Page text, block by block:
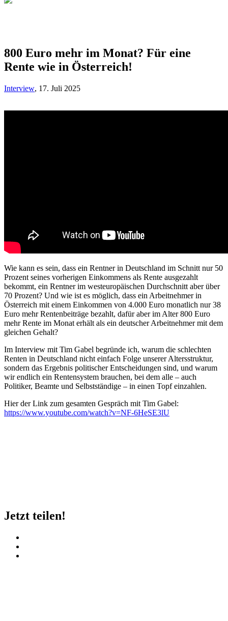
800 Euro mehr im Monat? Für eine
Rente wie in Österreich!
Interview, 17. Juli 2025
Wie kann es sein, dass ein Rentner in Deutschland im Schnitt nur 50
Prozent seines vorherigen Einkommens als Rente ausgezahlt
bekommt, ein Rentner im westeuropäischen Durchschnitt aber über
70 Prozent? Und wie ist es möglich, dass ein Arbeitnehmer in
Österreich mit einem Einkommen von 4.000 Euro monatlich nur 38
Euro mehr Rentenbeiträge bezahlt, dafür aber im Alter 800 Euro
mehr Rente im Monat erhält als ein deutscher Arbeitnehmer mit dem
gleichen Gehalt?
Im Interview mit Tim Gabel begründe ich, warum die schlechten
Renten in Deutschland nicht einfach Folge unserer Altersstruktur,
sondern das Ergebnis politischer Entscheidungen sind, und warum
wir endlich ein Rentensystem brauchen, bei dem alle – auch
Politiker, Beamte und Selbstständige – in einen Topf einzahlen.
Hier der Link zum gesamten Gespräch mit Tim Gabel:
https://www.youtube.com/watch?v=NF-6HeSE3lU
Jetzt teilen!